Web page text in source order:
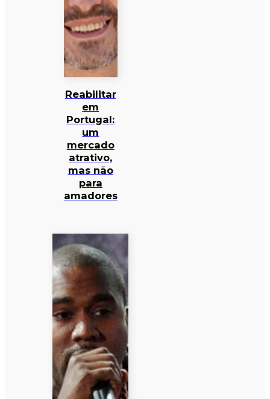
Reabilitar
em
Portugal:
um
mercado
atrativo,
mas não
para
amadores